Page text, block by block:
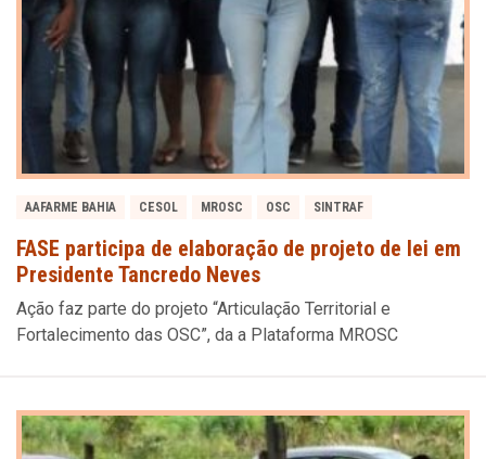
AAFARME BAHIA CESOL MROSC OSC SINTRAF
FASE participa de elaboração de projeto de lei em
Presidente Tancredo Neves
Ação faz parte do projeto “Articulação Territorial e
Fortalecimento das OSC”, da a Plataforma MROSC